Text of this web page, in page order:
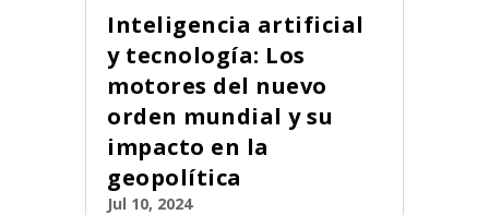
Inteligencia artificial
y tecnología: Los
motores del nuevo
orden mundial y su
impacto en la
geopolítica
Jul 10, 2024